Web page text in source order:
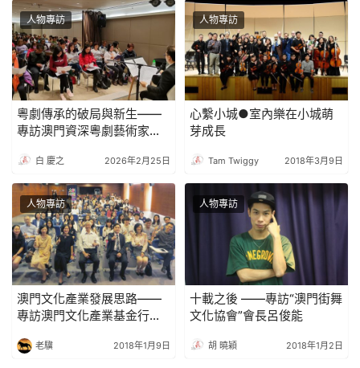
人物專訪
粵劇傳承的破局與新生——
專訪澳門資深粵劇藝術家朱
白 慶之 2026年2月25日
人物專訪
心繫小城●室內樂在小城萌
芽成長
Tam Twiggy 2018年3月9日
人物專訪
澳門文化產業發展思路——
專訪澳門文化產業基金行政
老驥 2018年1月9日
人物專訪
十載之後 ——專訪“澳門街舞
文化協會”會長呂俊能
胡 曉穎 2018年1月2日